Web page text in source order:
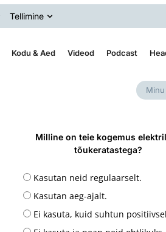
Tellimine
Kodu & Aed Videod Podcast
Milline on teie kogemus
tõukeratastega?
Kasutan neid regulaarselt.
Kasutan aeg-ajalt.
Ei kasuta, kuid suhtun